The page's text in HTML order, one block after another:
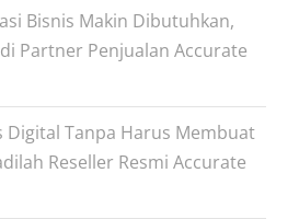
Bisnis Makin Dibutuhkan,
Partner Penjualan Accurate
Digital Tanpa Harus Membuat
Reseller Resmi Accurate